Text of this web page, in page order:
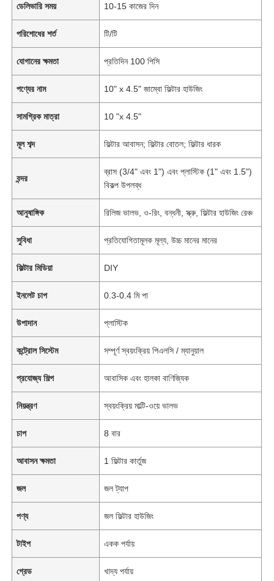
ডেলিভারি সময় 10-15 কাজের দিন
পরিশোধের শর্ত টি/টি
যোগানের ক্ষমতা প্রতিদিন 100 পিসি
পণ্যের নাম 10" x 4.5" জাম্বো ফিল্টার হাউজিং
সামগ্রিক মাত্রা 10 "x 4.5"
মূল শব্দ ফিল্টার আবাসন; ফিল্টার বোতল; ফিল্টার ধারক
বন্দর
ব্রাস (3/4" এবং 1") এবং প্লাস্টিক (1" এবং 1.5")
বিকল্প উপলব্ধ
আনুষাঙ্গিক রিলিজ ভালভ, ও-রিং, বন্ধনী, স্ক্রু, ফিল্টার হাউজিং রেঞ্চ
সুবিধা প্রতিযোগিতামূলক মূল্য, উচ্চ মানের মানের
ফিল্টার মিডিয়া DIY
ইনলেট চাপ 0.3-0.4 মি পা
উপাদান প্লাস্টিক
কন্ট্রোল সিস্টেম সম্পূর্ণ স্বয়ংক্রিয় পিএলসি / ম্যানুয়াল
প্রযোজ্য শিল্প আবাসিক এবং হালকা বাণিজ্যিক
নিয়ন্ত্রণ স্বয়ংক্রিয় মাল্টি-ওয়ে ভালভ
চাপ 8 বার
আবাসন ক্ষমতা 1 ফিল্টার কার্তুজ
জল জল ট্যাপ
পণ্য জল ফিল্টার হাউজিং
টাইপ একক পর্যায়
গ্রেড খাদ্য পর্যায়